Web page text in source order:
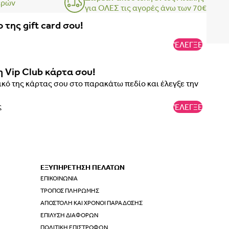
για ΟΛΕΣ τις αγορές άνω των 70€
της gift card σου!
'ΕΛΕΓΞΕ
Vip Club κάρτα σου!
της κάρτας σου στο παρακάτω πεδίο και έλεγξε την
'ΕΛΕΓΞΕ
ΕΞΥΠΗΡΕΤΗΣΗ ΠΕΛΑΤΩΝ
ΕΠΙΚΟΙΝΩΝΊΑ
ΤΡΌΠΟΣ ΠΛΗΡΩΜΉΣ
ΑΠΟΣΤΟΛΉ ΚΑΙ ΧΡΌΝΟΙ ΠΑΡΆΔΟΣΗΣ
ΕΠΊΛΥΣΗ ΔΙΑΦΟΡΏΝ